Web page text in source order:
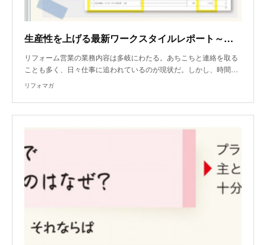
生産性を上げる最新ワークスタイルレポート～見積もりフォーマット化
リフォーム営業の業務内容は多岐にわたる。あちこちと連絡を取る
ことも多く、日々仕事に追われているのが現状だ。しかし、時間…
リフォマガ